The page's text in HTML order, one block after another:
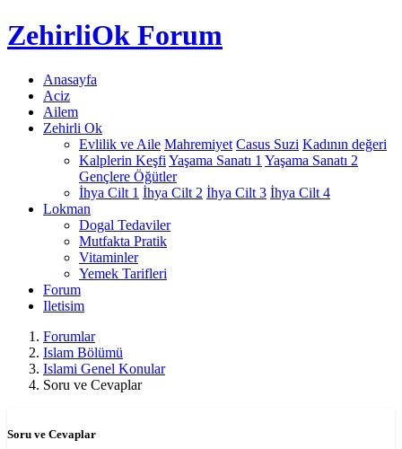
ZehirliOk Forum
Anasayfa
Aciz
Ailem
Zehirli Ok
Evlilik ve Aile Mahremiyet Casus Suzi Kadının değeri
Kalplerin Keşfi Yaşama Sanatı 1 Yaşama Sanatı 2
Gençlere Öğütler
İhya Cilt 1 İhya Cilt 2 İhya Cilt 3 İhya Cilt 4
Lokman
Dogal Tedaviler
Mutfakta Pratik
Vitaminler
Yemek Tarifleri
Forum
Iletisim
Forumlar
Islam Bölümü
Islami Genel Konular
Soru ve Cevaplar
Soru ve Cevaplar